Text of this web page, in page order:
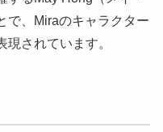
で、Miraのキャラクター
されています。